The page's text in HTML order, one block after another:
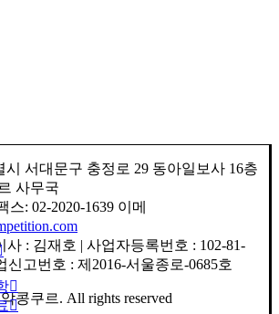
시 서대문구 충정로 29 동아일보사 16층
사무국
스: 02-2020-1639 이메
사 : 김재호 | 사업자등록번호 : 102-81-
신고번호 : 제2016-서울종로-0685호
콩쿠르. All rights reserved